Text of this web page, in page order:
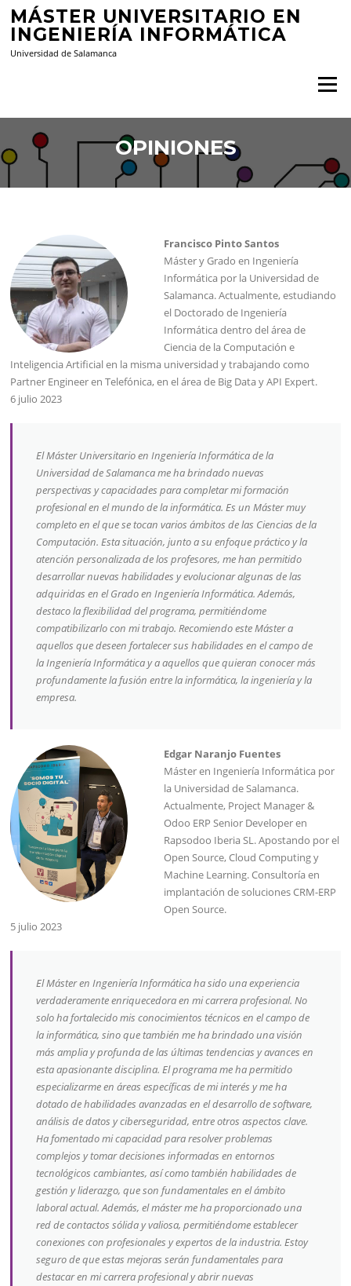
Saltar
contenido
MÁSTER UNIVERSITARIO EN
INGENIERÍA INFORMÁTICA
Universidad de Salamanca
Menú
OPINIONES
Francisco Pinto Santos
Máster y Grado en Ingeniería
Informática por la Universidad de
Salamanca. Actualmente, estudiando
el Doctorado de Ingeniería
Informática dentro del área de
Ciencia de la Computación e
Inteligencia Artificial en la misma universidad y trabajando como
Partner Engineer en Telefónica, en el área de Big Data y API Expert.
6 julio 2023
El Máster Universitario en Ingeniería Informática de la
Universidad de Salamanca me ha brindado nuevas
perspectivas y capacidades para completar mi formación
profesional en el mundo de la informática. Es un Máster muy
completo en el que se tocan varios ámbitos de las Ciencias de la
Computación. Esta situación, junto a su enfoque práctico y la
atención personalizada de los profesores, me han permitido
desarrollar nuevas habilidades y evolucionar algunas de las
adquiridas en el Grado en Ingeniería Informática. Además,
destaco la flexibilidad del programa, permitiéndome
compatibilizarlo con mi trabajo. Recomiendo este Máster a
aquellos que deseen fortalecer sus habilidades en el campo de
la Ingeniería Informática y a aquellos que quieran conocer más
profundamente la fusión entre la informática, la ingeniería y la
empresa.
Edgar Naranjo Fuentes
Máster en Ingeniería Informática por
la Universidad de Salamanca.
Actualmente, Project Manager &
Odoo ERP Senior Developer en
Rapsodoo Iberia SL. Apostando por el
Open Source, Cloud Computing y
Machine Learning. Consultoría en
implantación de soluciones CRM-ERP
Open Source.
5 julio 2023
El Máster en Ingeniería Informática ha sido una experiencia
verdaderamente enriquecedora en mi carrera profesional. No
solo ha fortalecido mis conocimientos técnicos en el campo de
la informática, sino que también me ha brindado una visión
más amplia y profunda de las últimas tendencias y avances en
esta apasionante disciplina. El programa me ha permitido
especializarme en áreas específicas de mi interés y me ha
dotado de habilidades avanzadas en el desarrollo de software,
análisis de datos y ciberseguridad, entre otros aspectos clave.
Ha fomentado mi capacidad para resolver problemas
complejos y tomar decisiones informadas en entornos
tecnológicos cambiantes, así como también habilidades de
gestión y liderazgo, que son fundamentales en el ámbito
laboral actual. Además, el máster me ha proporcionado una
red de contactos sólida y valiosa, permitiéndome establecer
conexiones con profesionales y expertos de la industria. Estoy
seguro de que estas mejoras serán fundamentales para
destacar en mi carrera profesional y abrir nuevas